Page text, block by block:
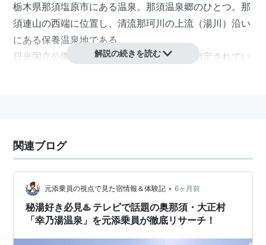
栃木県那須塩原市にある温泉。那須温泉郷のひとつ。那
須連山の西端に位置し、清流那珂川の上流（湯川）沿い
にある保養温泉地である。
日光国立公園内にあり、国民保養温泉地に指定されてい
解説の続きを読む
関連ブログ
元添乗員の視点で見た宿情報＆体験記 • 6ヶ月前
秘湯好き必見♨️ テレビで話題の奥那須・大正村
「幸乃湯温泉」を元添乗員が徹底リサーチ！